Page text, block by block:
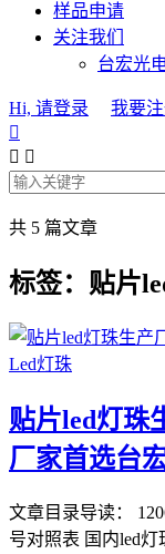
样品申请
关注我们
台宏光
Hi, 请登录 我要

 
共 5 篇文章
标签：贴片
贴片led灯珠
厂家首选台
文章目录导读：
号对照表 国内led